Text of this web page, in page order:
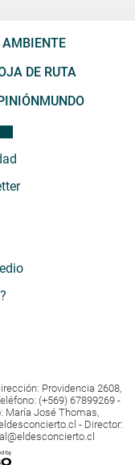
AMBIENTE
DE RUTA
MUNDO
Providencia 2608,
(+569) 67899269 -
María José Thomas,
- Director: